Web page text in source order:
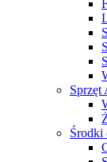
Sprzęt
Środki